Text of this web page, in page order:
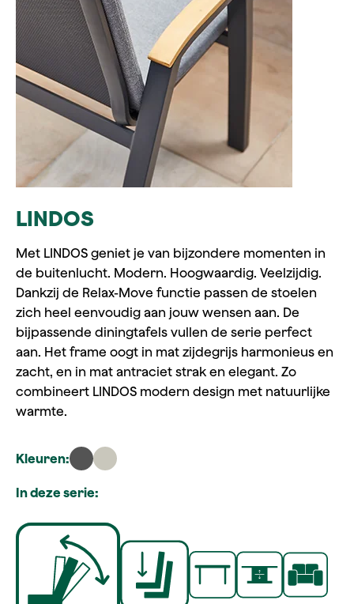
LINDOS
Met LINDOS geniet je van bijzondere momenten in
de buitenlucht. Modern. Hoogwaardig. Veelzijdig.
Dankzij de Relax-Move functie passen de stoelen
zich heel eenvoudig aan jouw wensen aan. De
bijpassende diningtafels vullen de serie perfect
aan. Het frame oogt in mat zijdegrijs harmonieus en
zacht, en in mat antraciet strak en elegant. Zo
combineert LINDOS modern design met natuurlijke
warmte.
Kleuren:
In deze serie: